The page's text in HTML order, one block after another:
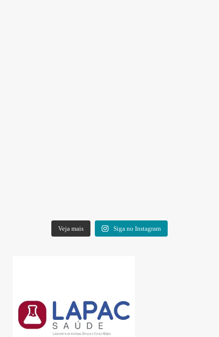
Veja mais Siga no Instagram